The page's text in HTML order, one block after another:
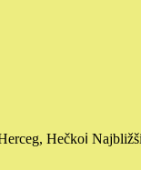
Hečkoℹ️